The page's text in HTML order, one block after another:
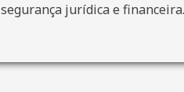
segurança jurídica e financeira.